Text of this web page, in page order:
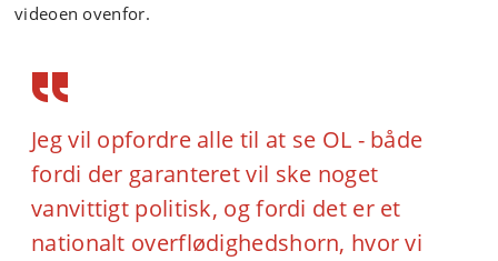
videoen ovenfor.
Jeg vil opfordre alle til at se OL - både
fordi der garanteret vil ske noget
vanvittigt politisk, og fordi det er et
nationalt overflødighedshorn, hvor vi